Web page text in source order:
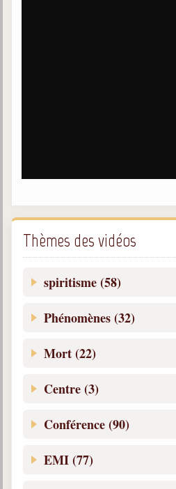
Liens spirites
France
Belgique, Lux. et Canada
Thèmes des vidéos
spiritisme (58)
Phénomènes (32)
Mort (22)
Centre (3)
Conférence (90)
EMI (77)